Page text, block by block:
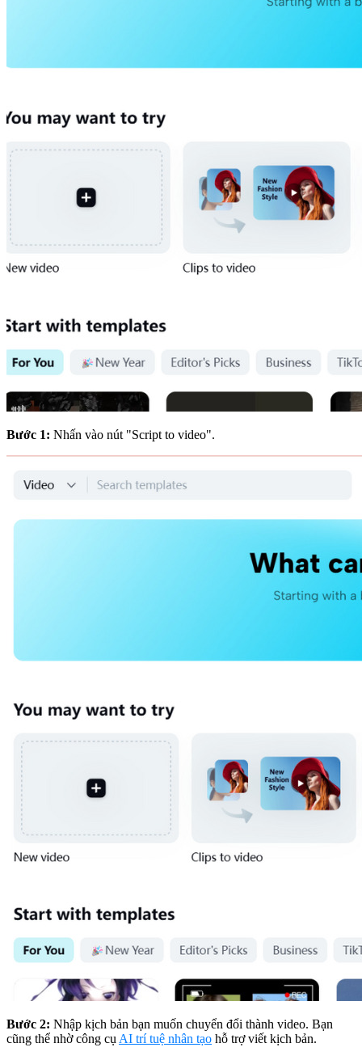
Bước 1: Nhấn vào nút "Script to video".
Bước 2: Nhập kịch bản bạn muốn chuyển đổi thành video. Bạn
cũng thể nhờ công cụ AI trí tuệ nhân tạo hỗ trợ viết kịch bản.